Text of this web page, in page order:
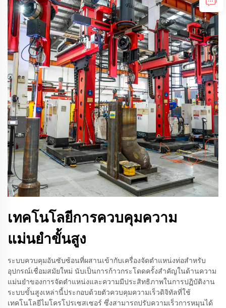
เทคโนโลยีการควบคุมความ
แม่นยำขั้นสูง
ระบบควบคุมอันซับซ้อนที่ผสานเข้ากับเครื่องจัดตำแหน่งท่อสำหรับ
อุปกรณ์เชื่อมสมัยใหม่ นับเป็นการก้าวกระโดดครั้งสำคัญในด้านความ
แม่นยำของการจัดตำแหน่งและความมีประสิทธิภาพในการปฏิบัติงาน
ระบบขั้นสูงเหล่านี้ประกอบด้วยตัวควบคุมความเร็วดิจิทัลที่ใช้
เทคโนโลยีไมโครโปรเซสเซอร์ ซึ่งสามารถปรับความเร็วการหมุนได้